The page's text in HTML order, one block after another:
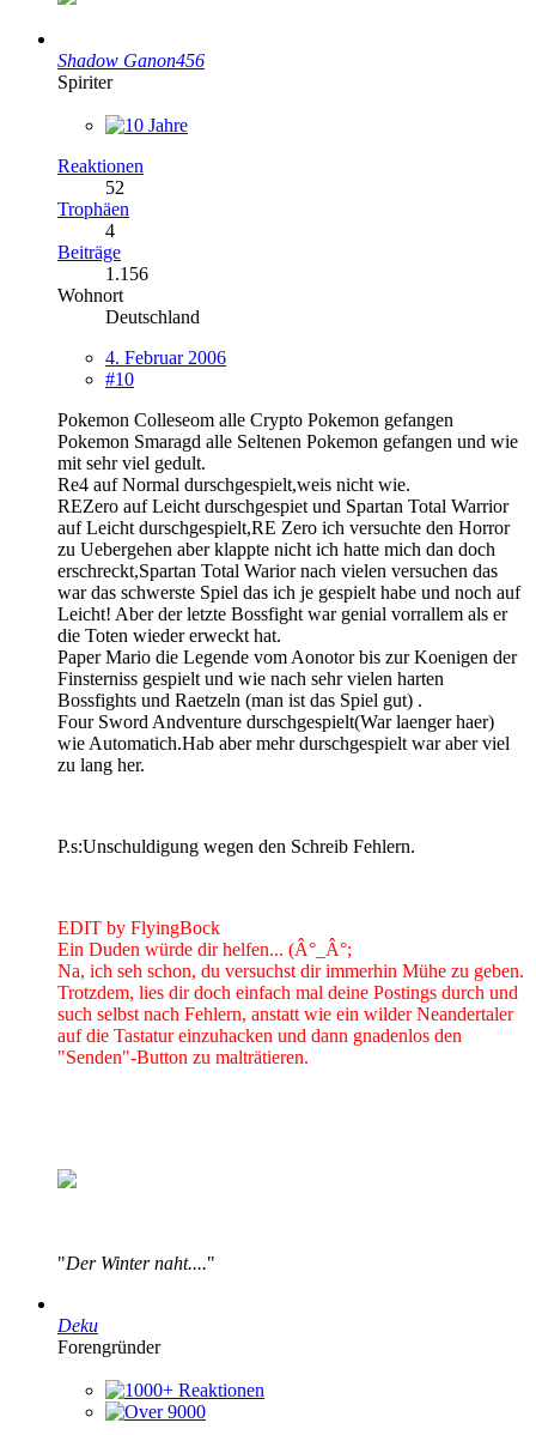
Shadow Ganon456
Spiriter
Reaktionen
52
Trophäen
4
Beiträge
1.156
Wohnort
Deutschland
4. Februar 2006
#10
Pokemon Colleseom alle Crypto Pokemon gefangen
Pokemon Smaragd alle Seltenen Pokemon gefangen und wie
mit sehr viel gedult.
Re4 auf Normal durschgespielt,weis nicht wie.
REZero auf Leicht durschgespiet und Spartan Total Warrior
auf Leicht durschgespielt,RE Zero ich versuchte den Horror
zu Uebergehen aber klappte nicht ich hatte mich dan doch
erschreckt,Spartan Total Warior nach vielen versuchen das
war das schwerste Spiel das ich je gespielt habe und noch auf
Leicht! Aber der letzte Bossfight war genial vorrallem als er
die Toten wieder erweckt hat.
Paper Mario die Legende vom Aonotor bis zur Koenigen der
Finsterniss gespielt und wie nach sehr vielen harten
Bossfights und Raetzeln (man ist das Spiel gut) .
Four Sword Andventure durschgespielt(War laenger haer)
wie Automatich.Hab aber mehr durschgespielt war aber viel
zu lang her.
P.s:Unschuldigung wegen den Schreib Fehlern.
EDIT by FlyingBock
Ein Duden würde dir helfen... (Â°_Â°;
Na, ich seh schon, du versuchst dir immerhin Mühe zu geben.
Trotzdem, lies dir doch einfach mal deine Postings durch und
such selbst nach Fehlern, anstatt wie ein wilder Neandertaler
auf die Tastatur einzuhacken und dann gnadenlos den
"Senden"-Button zu malträtieren.
"Der Winter naht...."
Deku
Forengründer